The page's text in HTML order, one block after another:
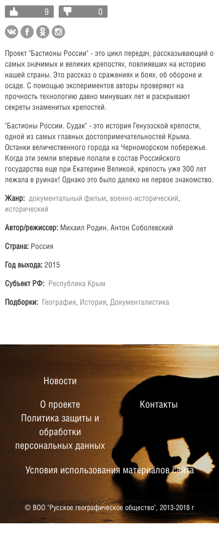
9
0
Проект "Бастионы России" - это цикл передач, рассказывающий о
самых значимых и великих крепостях, повлиявших на историю
нашей страны. Это рассказ о сражениях и боях, об обороне и
осаде. С помощью экспериментов авторы проверяют на
прочность технологию давно минувших лет и раскрывают
секреты знаменитых крепостей.
"Бастионы России. Судак" - это история Генуэзской крепости,
одной из самых главных достопримечательностей Крыма.
Останки величественного города на Черноморском побережье.
Когда эти земли впервые попали в состав Российского
государства еще при Екатерине Великой, крепость уже 300 лет
лежала в руинах! Однако это было далеко не первое знакомство.
Жанр: документальный фильм, военно-исторический,
исторический
Автор/режиссер: Михаил Родин, Антон Соболевский
Страна: Россия
Год выхода: 2015
Субъект РФ: Республика Крым
Подборки: География, История, Документалистика
Новости
Условия использования материалов сайта
О проекте
Контакты
Политика защиты и
обработки
персональных данных
© ВОО "Русское географическое общество", 2013-2018 г